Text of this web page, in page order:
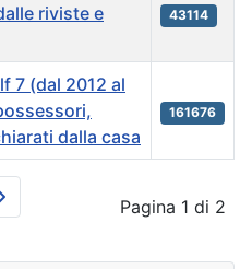
riviste e
43114
7 (dal 2012 al
dalla casa
161676
Pagina 1 di 2